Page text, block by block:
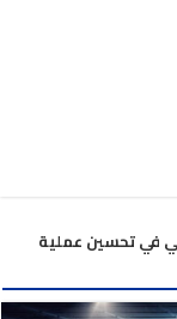
في تحسين عملية